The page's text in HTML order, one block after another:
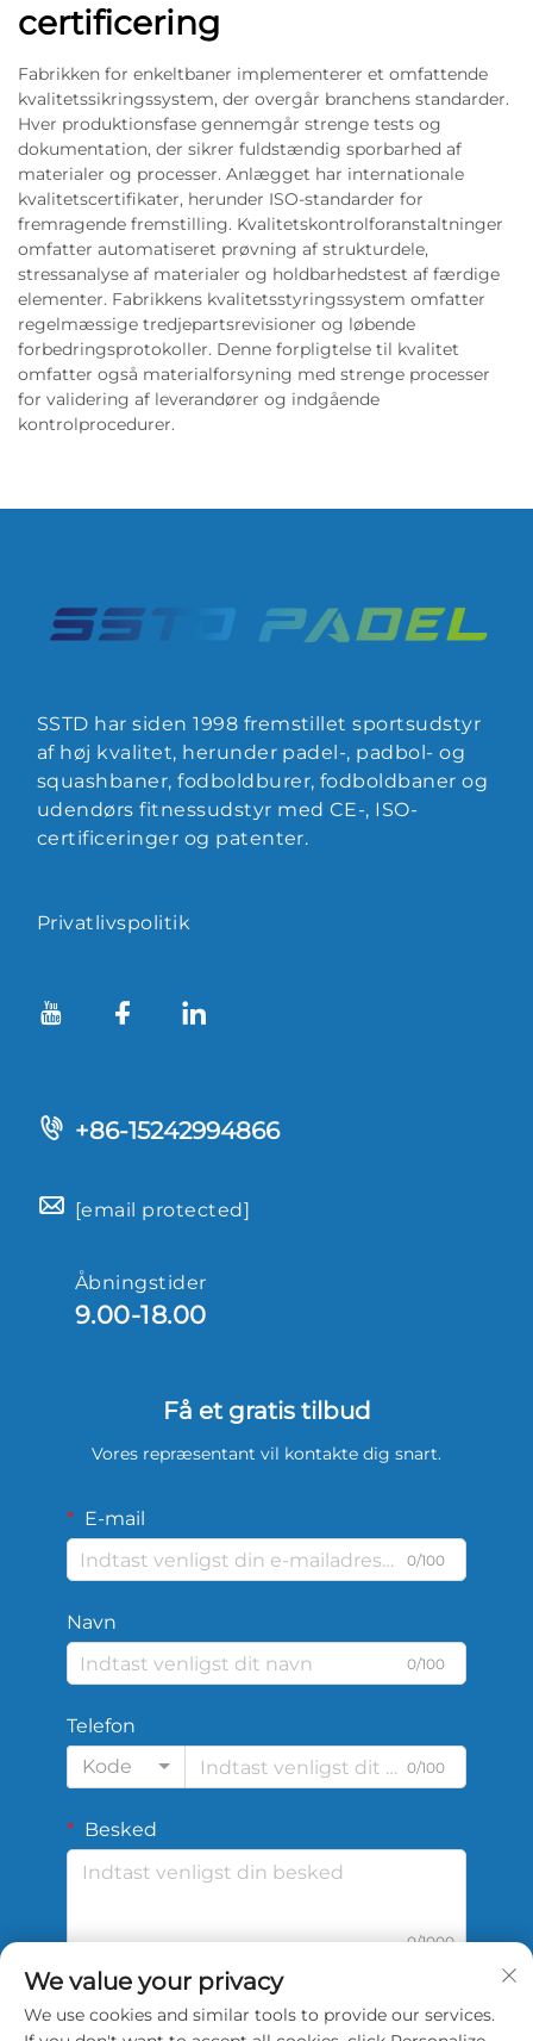
certificering
Fabrikken for enkeltbaner implementerer et omfattende
kvalitetssikringssystem, der overgår branchens standarder.
Hver produktionsfase gennemgår strenge tests og
dokumentation, der sikrer fuldstændig sporbarhed af
materialer og processer. Anlægget har internationale
kvalitetscertifikater, herunder ISO-standarder for
fremragende fremstilling. Kvalitetskontrolforanstaltninger
omfatter automatiseret prøvning af strukturdele,
stressanalyse af materialer og holdbarhedstest af færdige
elementer. Fabrikkens kvalitetsstyringssystem omfatter
regelmæssige tredjepartsrevisioner og løbende
forbedringsprotokoller. Denne forpligtelse til kvalitet
omfatter også materialforsyning med strenge processer
for validering af leverandører og indgående
kontrolprocedurer.
SSTD har siden 1998 fremstillet sportsudstyr
af høj kvalitet, herunder padel-, padbol- og
squashbaner, fodboldburer, fodboldbaner og
udendørs fitnessudstyr med CE-, ISO-
certificeringer og patenter.
Privatlivspolitik
+86-15242994866
[email protected]
Åbningstider
9.00-18.00
Få et gratis tilbud
Vores repræsentant vil kontakte dig snart.
E-mail
0/100
Navn
0/100
Telefon
Kode
0/100
Besked
0/1000
Send
We value your privacy
We use cookies and similar tools to provide our services.